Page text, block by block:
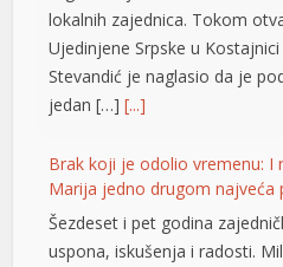
lokalnih zajednica. Tokom
Ujedinjene Srpske u
Stevandić je naglasio da je
jedan […][...]
Brak koji je odolio vremenu: I
Marija jedno drugom najveća
Šezdeset i pet godina
uspona, iskušenja i radosti.